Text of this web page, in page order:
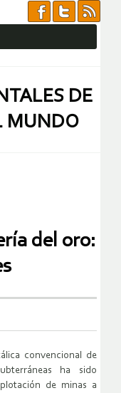
DE
MUNDO
del oro:
convencional de
ha sido
de minas a